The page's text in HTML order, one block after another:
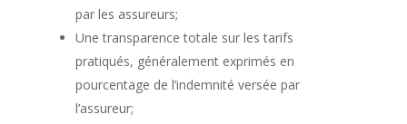
par les assureurs;
Une transparence totale sur les tarifs
pratiqués, généralement exprimés en
pourcentage de l’indemnité versée par
l’assureur;